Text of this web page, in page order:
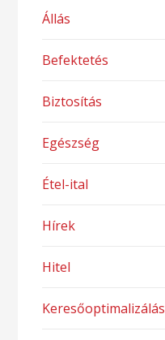
Állás
Befektetés
Biztosítás
Egészség
Étel-ital
Hírek
Hitel
Keresőoptimalizálás